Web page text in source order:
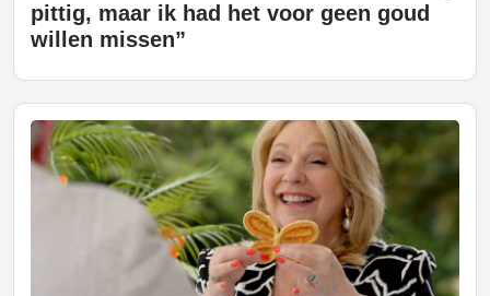
pittig, maar ik had het voor geen goud
willen missen”